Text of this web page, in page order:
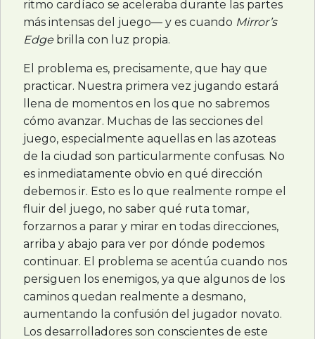
ritmo cardíaco se aceleraba durante las partes
más intensas del juego— y es cuando Mirror’s
Edge brilla con luz propia.
El problema es, precisamente, que hay que
practicar. Nuestra primera vez jugando estará
llena de momentos en los que no sabremos
cómo avanzar. Muchas de las secciones del
juego, especialmente aquellas en las azoteas
de la ciudad son particularmente confusas. No
es inmediatamente obvio en qué dirección
debemos ir. Esto es lo que realmente rompe el
fluir del juego, no saber qué ruta tomar,
forzarnos a parar y mirar en todas direcciones,
arriba y abajo para ver por dónde podemos
continuar. El problema se acentúa cuando nos
persiguen los enemigos, ya que algunos de los
caminos quedan realmente a desmano,
aumentando la confusión del jugador novato.
Los desarrolladores son conscientes de este